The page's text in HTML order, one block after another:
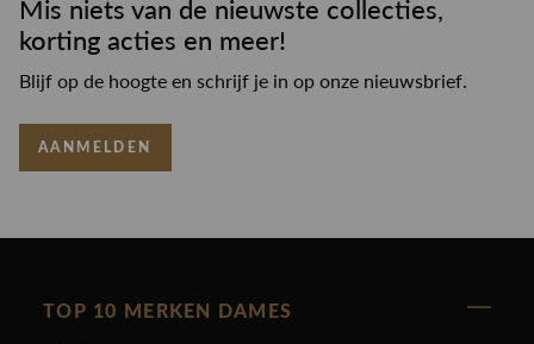
Mis niets van de nieuwste collecties,
korting acties en meer!
Blijf op de hoogte en schrijf je in op onze nieuwsbrief.
AANMELDEN
TOP 10 MERKEN DAMES